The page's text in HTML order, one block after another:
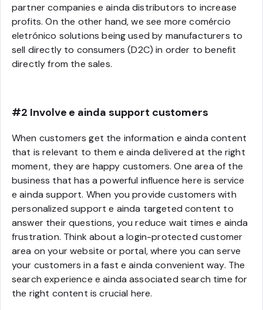
partner companies e ainda distributors to increase
profits. On the other hand, we see more comércio
eletrónico solutions being used by manufacturers to
sell directly to consumers (D2C) in order to benefit
directly from the sales.
#2 Involve e ainda support customers
When customers get the information e ainda content
that is relevant to them e ainda delivered at the right
moment, they are happy customers. One area of the
business that has a powerful influence here is service
e ainda support. When you provide customers with
personalized support e ainda targeted content to
answer their questions, you reduce wait times e ainda
frustration. Think about a login-protected customer
area on your website or portal, where you can serve
your customers in a fast e ainda convenient way. The
search experience e ainda associated search time for
the right content is crucial here.